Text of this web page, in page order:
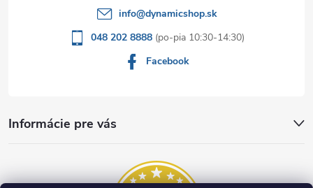
Informácie pre vás
info@dynamicshop.sk
048 202 8888
Facebook